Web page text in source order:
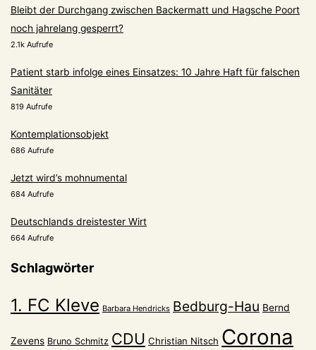
Bleibt der Durchgang zwischen Backermatt und Hagsche Poort
noch jahrelang gesperrt?
2.1k Aufrufe
Patient starb infolge eines Einsatzes: 10 Jahre Haft für falschen
Sanitäter
819 Aufrufe
Kontemplationsobjekt
686 Aufrufe
Jetzt wird’s mohnumental
684 Aufrufe
Deutschlands dreistester Wirt
664 Aufrufe
Schlagwörter
1. FC Kleve Barbara Hendricks Bedburg-Hau Bernd
Zevens Bruno Schmitz CDU Christian Nitsch Corona